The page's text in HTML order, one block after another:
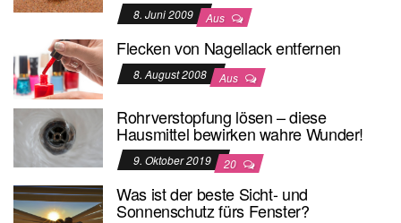
8. Juni 2009 Aus
Flecken von Nagellack entfernen
8. August 2008 Aus
Rohrverstopfung lösen – diese
Hausmittel bewirken wahre Wunder!
9. Oktober 2019 20
Was ist der beste Sicht- und
Sonnenschutz fürs Fenster?